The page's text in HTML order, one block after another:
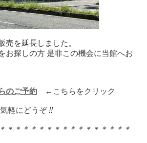
売を延長しました。
お探しの方 是非この機会に当館へお
のご予約 ←こちらをクリック
軽にどうぞ!!
＊＊＊＊＊＊＊＊＊＊＊＊＊＊＊＊